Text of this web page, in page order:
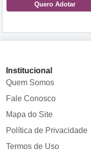
Quero Adotar
Institucional
Quem Somos
Fale Conosco
Mapa do Site
Política de Privacidade
Termos de Uso